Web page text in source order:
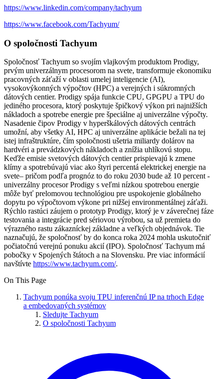
https://www.linkedin.com/company/tachyum
https://www.facebook.com/Tachyum/
O spoločnosti Tachyum
Spoločnosť Tachyum so svojím vlajkovým produktom Prodigy,
prvým univerzálnym procesorom na svete, transformuje ekonomiku
pracovných záťaží v oblasti umelej inteligencie (AI),
vysokovýkonných výpočtov (HPC) a verejných i súkromných
dátových centier. Prodigy spája funkcie CPU, GPGPU a TPU do
jediného procesora, ktorý poskytuje špičkový výkon pri najnižších
nákladoch a spotrebe energie pre špeciálne aj univerzálne výpočty.
Nasadenie čipov Prodigy v hyperškálových dátových centrách
umožní, aby všetky AI, HPC aj univerzálne aplikácie bežali na tej
istej infraštruktúre, čím spoločnosti ušetria miliardy dolárov na
hardvéri a prevádzkových nákladoch a znížia uhlíkovú stopu.
Keďže emisie svetových dátových centier prispievajú k zmene
klímy a spotrebúvajú viac ako štyri percentá elektrickej energie na
svete– pričom podľa prognóz to do roku 2030 bude až 10 percent -
univerzálny procesor Prodigy s veľmi nízkou spotrebou energie
môže byť prelomovou technológiou pre uspokojenie globálneho
dopytu po výpočtovom výkone pri nižšej environmentálnej záťaži.
Rýchlo rastúci záujem o prototyp Prodigy, ktorý je v záverečnej fáze
testovania a integrácie pred sériovou výrobou, sa už premieta do
výrazného rastu zákazníckej základne a veľkých objednávok. Tie
naznačujú, že spoločnosť by do konca roka 2024 mohla uskutočniť
počiatočnú verejnú ponuku akcií (IPO). Spoločnosť Tachyum má
pobočky v Spojených štátoch a na Slovensku. Pre viac informácií
navštívte https://www.tachyum.com/.
On This Page
Tachyum ponúka svoju TPU inferenčnú IP na trhoch Edge
a embedovaných systémov
Sledujte Tachyum
O spoločnosti Tachyum